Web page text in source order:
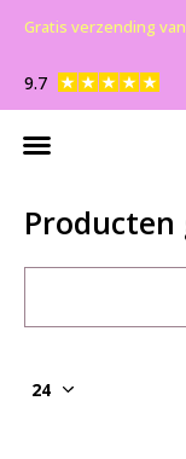
9.7
Gratis verzending